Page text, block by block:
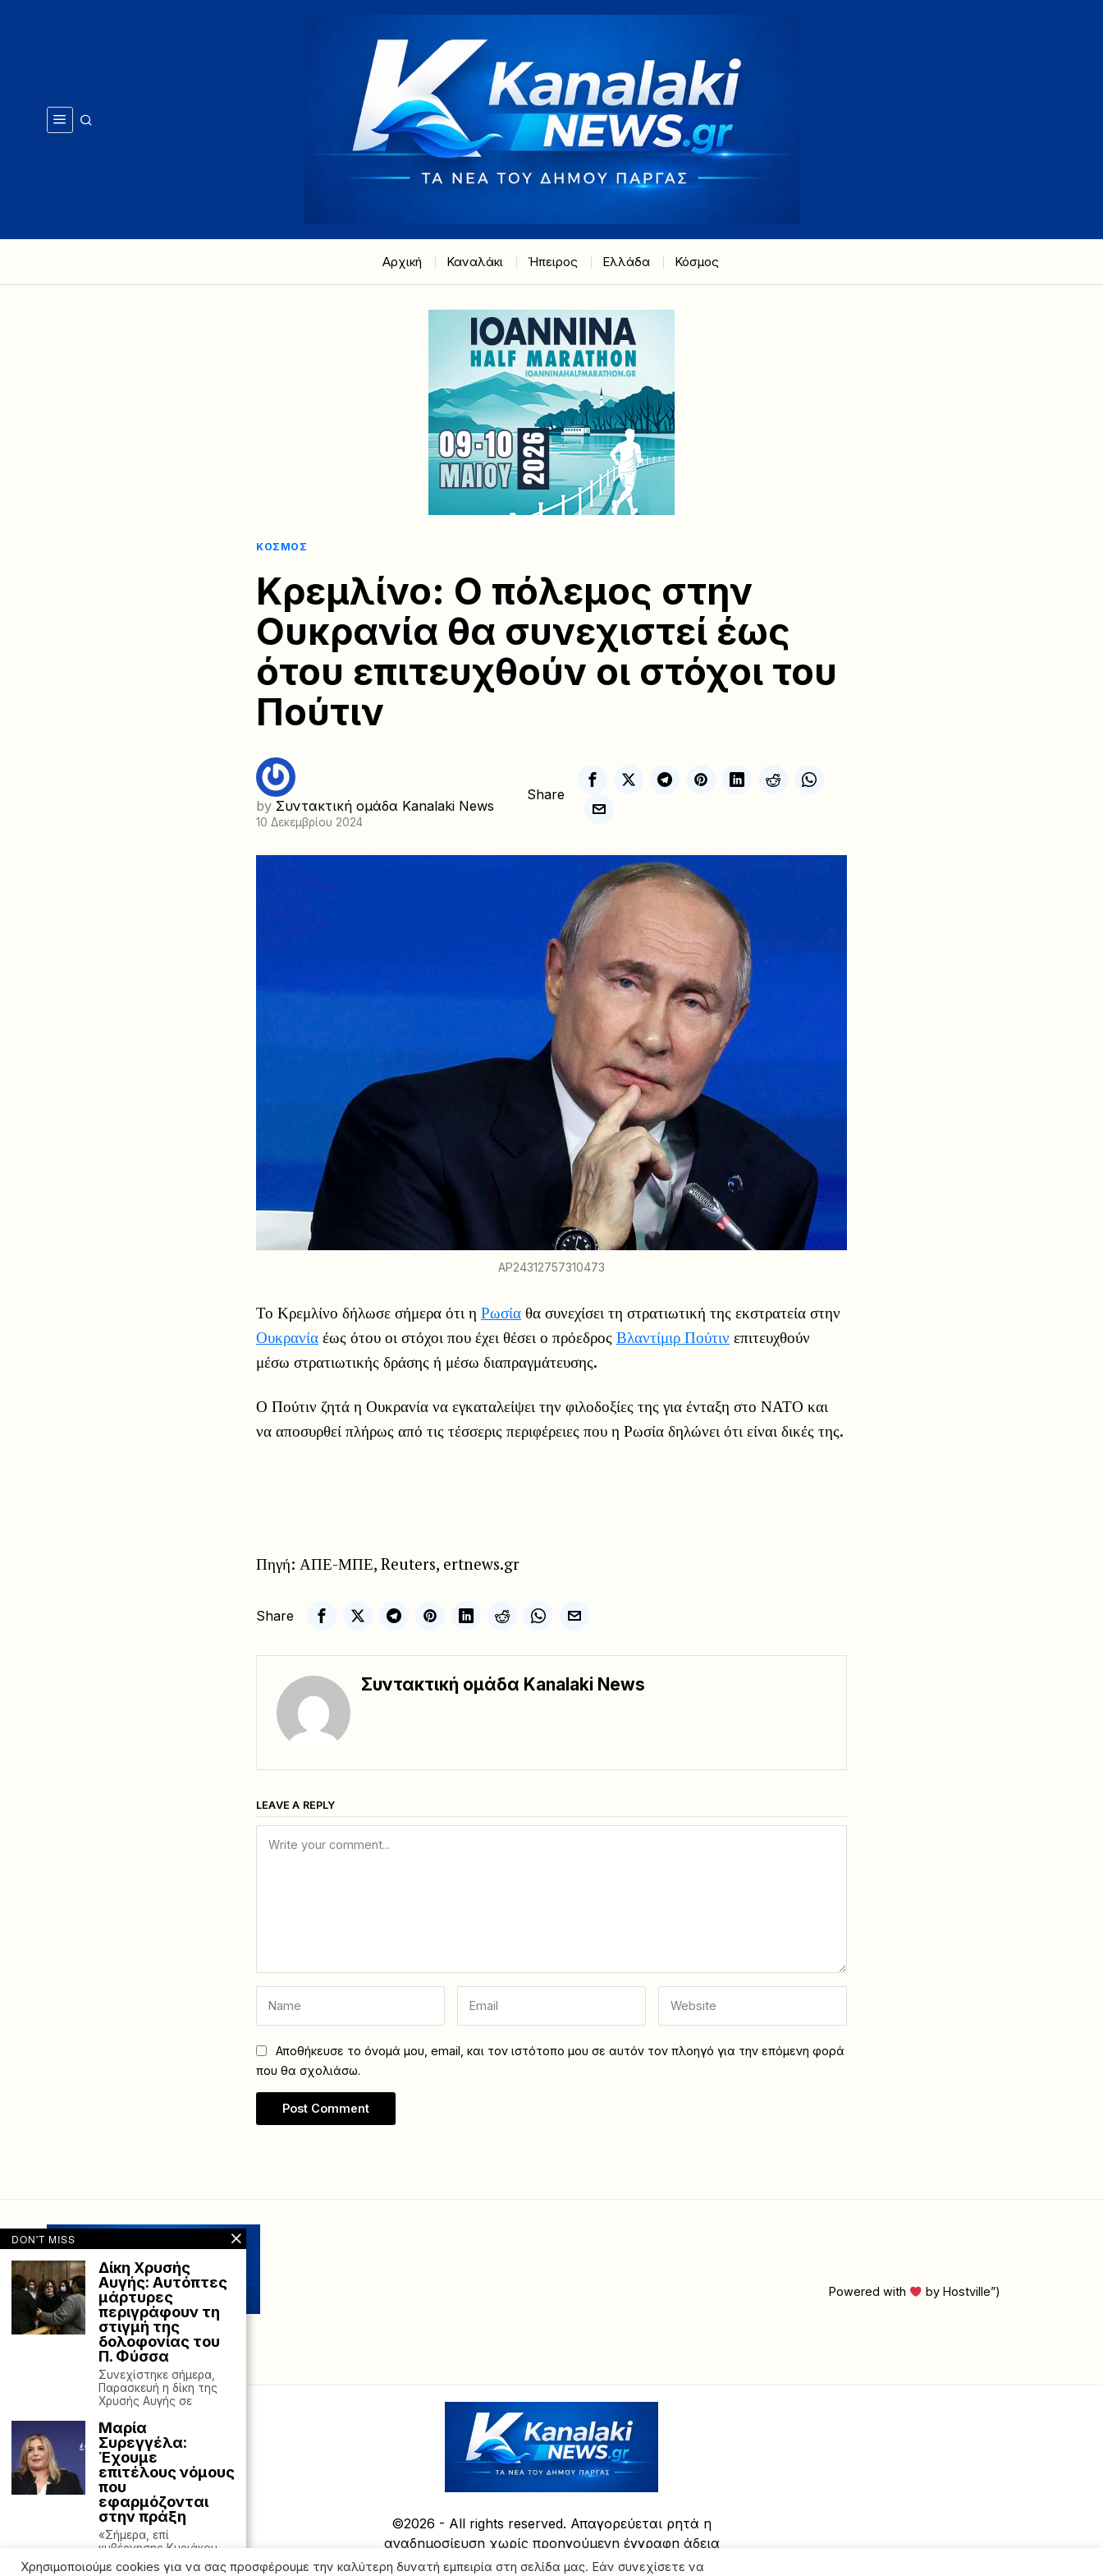
Αρχική Καναλάκι Ήπειρος Ελλάδα Κόσμος
ΚΌΣΜΟΣ
Κρεμλίνο: Ο πόλεμος στην
Ουκρανία θα συνεχιστεί έως
ότου επιτευχθούν οι στόχοι του
Πούτιν
by Συντακτική ομάδα Kanalaki News
10 Δεκεμβρίου 2024
Share
AP24312757310473
Το Κρεμλίνο δήλωσε σήμερα ότι η Ρωσία θα συνεχίσει τη στρατιωτική της εκστρατεία στην
Ουκρανία έως ότου οι στόχοι που έχει θέσει ο πρόεδρος Βλαντίμιρ Πούτιν επιτευχθούν
μέσω στρατιωτικής δράσης ή μέσω διαπραγμάτευσης.
Ο Πούτιν ζητά η Ουκρανία να εγκαταλείψει την φιλοδοξίες της για ένταξη στο ΝΑΤΟ και
να αποσυρθεί πλήρως από τις τέσσερις περιφέρειες που η Ρωσία δηλώνει ότι είναι δικές της.
Πηγή: ΑΠΕ-ΜΠΕ, Reuters, ertnews.gr
Share
Συντακτική ομάδα Kanalaki News
LEAVE A REPLY
Αποθήκευσε το όνομά μου, email, και τον ιστότοπο μου σε αυτόν τον πλοηγό για την επόμενη φορά
που θα σχολιάσω.
Powered with by Hostville”)
©2026 - All rights reserved. Απαγορεύεται ρητά η
αναδημοσίευση χωρίς προηγούμενη έγγραφη άδεια
της ιδιοκτήτριας εταιρείας
Χρησιμοποιούμε cookies για να σας προσφέρουμε την καλύτερη δυνατή εμπειρία στη σελίδα μας. Εάν συνεχίσετε να
DON'T MISS
Δίκη Χρυσής
Αυγής: Αυτόπτες
μάρτυρες
περιγράφουν τη
στιγμή της
δολοφονίας του
Π. Φύσσα
Συνεχίστηκε σήμερα,
Παρασκευή η δίκη της
Χρυσής Αυγής σε
Μαρία
Συρεγγέλα:
Έχουμε
επιτέλους νόμους
που
εφαρμόζονται
στην πράξη
«Σήμερα, επί
κυβέρνησης Κυριάκου
Μητσοτάκη, έχουμε